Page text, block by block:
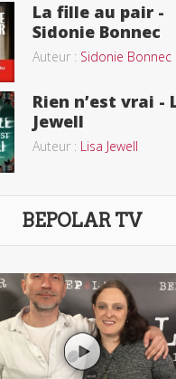
La fille au pair -
Sidonie Bonnec
Auteur : Sidonie Bonnec
Rien n’est vrai -
Jewell
Auteur : Lisa Jewell
BEPOLAR TV